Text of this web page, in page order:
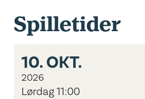
Spilletider
10.OKT.
2026
Lørdag 11:00